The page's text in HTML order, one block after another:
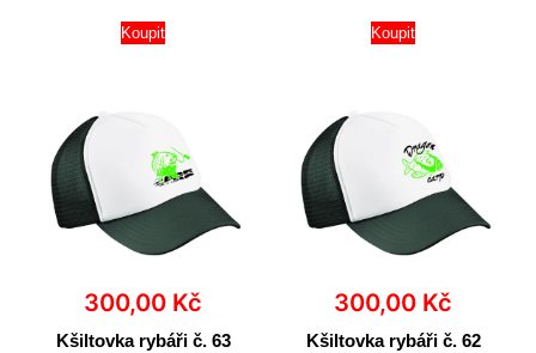
Koupit Koupit
300,00 Kč
Kšiltovka rybáři č. 63
300,00 Kč
Kšiltovka rybáři č. 62